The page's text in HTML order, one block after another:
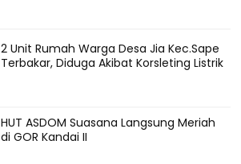
2 Unit Rumah Warga Desa Jia Kec.Sape
Terbakar, Diduga Akibat Korsleting Listrik
HUT ASDOM Suasana Langsung Meriah
di GOR Kandai II